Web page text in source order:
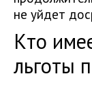
не уйдет
Кто
льготы